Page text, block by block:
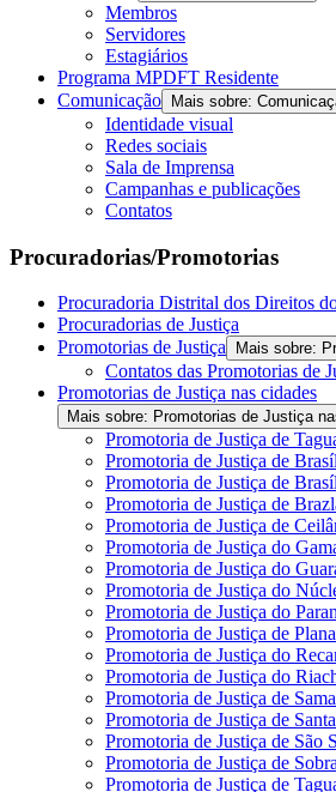
Membros
Servidores
Estagiários
Programa MPDFT Residente
Comunicação
Mais sobre:
Identidade visual
Redes sociais
Sala de Imprensa
Campanhas e publicações
Contatos
Procuradorias/Promotorias
Procuradoria Distrital dos Direitos
Procuradorias de Justiça
Promotorias de Justiça
Mais sobre:
Contatos das Promotorias de
Promotorias de Justiça nas cidades
Mais sobre: Promotorias de Justiça
Promotoria de Justiça de
Promotoria de Justiça de
Promotoria de Justiça de
Promotoria de Justiça de
Promotoria de Justiça de
Promotoria de Justiça do
Promotoria de Justiça do
Promotoria de Justiça do
Promotoria de Justiça do
Promotoria de Justiça de
Promotoria de Justiça do
Promotoria de Justiça do
Promotoria de Justiça de
Promotoria de Justiça de
Promotoria de Justiça de São
Promotoria de Justiça de
Promotoria de Justiça de